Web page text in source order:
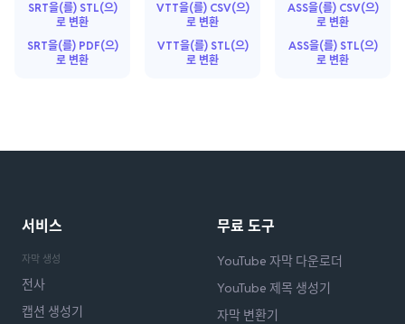
SRT을(를) STL(으)
로 변환
SRT을(를) PDF(으)
로 변환
VTT을(를) CSV(으)
로 변환
VTT을(를) STL(으)
로 변환
ASS을(를) CSV(으)
로 변환
ASS을(를) STL(으)
로 변환
서비스
자막 생성
전사
캡션 생성기
무료 도구
YouTube 자막 다운로더
YouTube 제목 생성기
자막 변환기